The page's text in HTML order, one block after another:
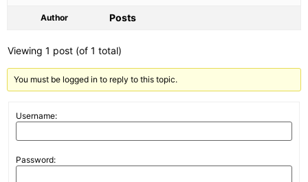
Author Posts
Viewing 1 post (of 1 total)
You must be logged in to reply to this topic.
Username:
Password: